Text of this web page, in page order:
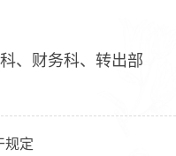
、财务科、转出部
规定